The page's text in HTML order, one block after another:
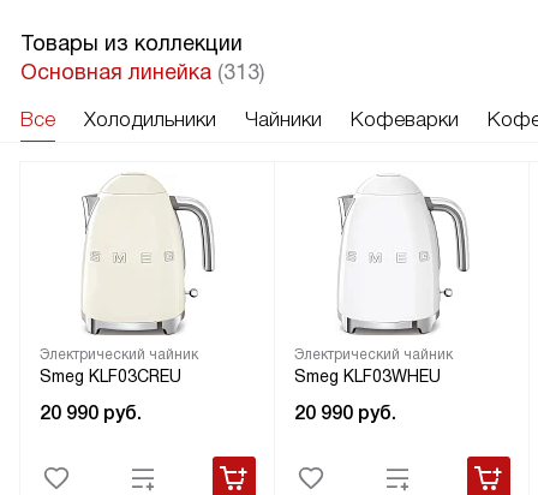
Товары из коллекции
Основная линейка (313)
Все Холодильники Чайники Кофеварки
Электрический чайник
Smeg KLF03CREU
20 990 руб.
Электрический чайник
Smeg KLF03WHEU
20 990 руб.